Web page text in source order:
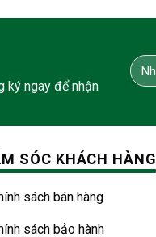
ký ngay để nhận
SÓC KHÁCH HÀNG
sách bán hàng
sách bảo hành